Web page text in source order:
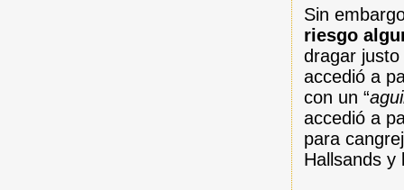
Sin
riesgo
dragar
accedió a
con un “
accedió a
para
Hallsands y